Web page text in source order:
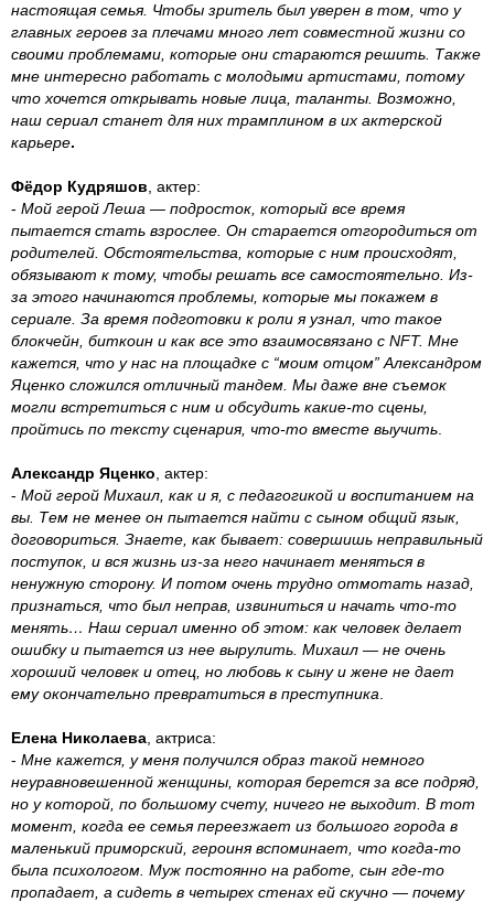
настоящая семья. Чтобы зритель был уверен в том, что у
главных героев за плечами много лет совместной жизни со
своими проблемами, которые они стараются решить. Также
мне интересно работать с молодыми артистами, потому
что хочется открывать новые лица, таланты. Возможно,
наш сериал станет для них трамплином в их актерской
карьере.
Фёдор Кудряшов , актер:
- Мой герой Леша — подросток, который все время
пытается стать взрослее. Он старается отгородиться от
родителей. Обстоятельства, которые с ним происходят,
обязывают к тому, чтобы решать все самостоятельно. Из-
за этого начинаются проблемы, которые мы покажем в
сериале. За время подготовки к роли я узнал, что такое
блокчейн, биткоин и как все это взаимосвязано с NFT. Мне
кажется, что у нас на площадке с “моим отцом” Александром
Яценко сложился отличный тандем. Мы даже вне съемок
могли встретиться с ним и обсудить какие-то сцены,
пройтись по тексту сценария, что-то вместе выучить
Александр Яценко , актер:
- Мой герой Михаил, как и я, с педагогикой и воспитанием на
вы. Тем не менее он пытается найти с сыном общий язык,
договориться. Знаете, как бывает: совершишь неправильный
поступок, и вся жизнь из-за него начинает меняться в
ненужную сторону. И потом очень трудно отмотать назад,
признаться, что был неправ, извиниться и начать что-то
менять… Наш сериал именно об этом: как человек делает
ошибку и пытается из нее вырулить. Михаил — не очень
хороший человек и отец, но любовь к сыну и жене не дает
ему окончательно превратиться в преступника
Елена Николаева , актриса:
- Мне кажется, у меня получился образ такой немного
неуравновешенной женщины, которая берется за все подряд,
но у которой, по большому счету, ничего не выходит. В тот
момент, когда ее семья переезжает из большого города в
маленький приморский, героиня вспоминает, что когда-то
была психологом. Муж постоянно на работе, сын где-то
пропадает, а сидеть в четырех стенах ей скучно — почему